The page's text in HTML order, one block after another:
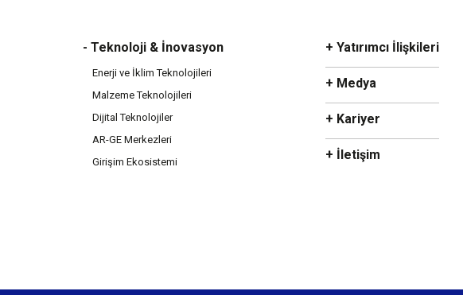
- Teknoloji & İnovasyon
Enerji ve İklim Teknolojileri
Malzeme Teknolojileri
Dijital Teknolojiler
AR-GE Merkezleri
Girişim Ekosistemi
+ Yatırımcı İlişkileri
+ Medya
+ Kariyer
+ İletişim